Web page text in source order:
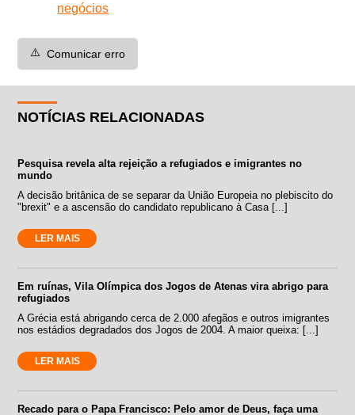
negócios
⚠️ Comunicar erro
NOTÍCIAS RELACIONADAS
Pesquisa revela alta rejeição a refugiados e imigrantes no
mundo
A decisão britânica de se separar da União Europeia no plebiscito do
"brexit" e a ascensão do candidato republicano à Casa [...]
LER MAIS
Em ruínas, Vila Olímpica dos Jogos de Atenas vira abrigo para
refugiados
A Grécia está abrigando cerca de 2.000 afegãos e outros imigrantes
nos estádios degradados dos Jogos de 2004. A maior queixa: [...]
LER MAIS
Recado para o Papa Francisco: Pelo amor de Deus, faça uma